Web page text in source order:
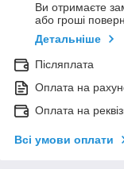
Ви отримаєте
або гроші
Детальніше
Післяплата
Оплата на
Оплата на
Всі умови оплати